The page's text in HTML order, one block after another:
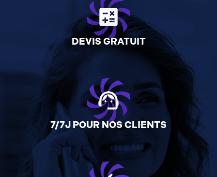
calculate
DEVIS GRATUIT
support_agent
7/7J POUR NOS CLIENTS